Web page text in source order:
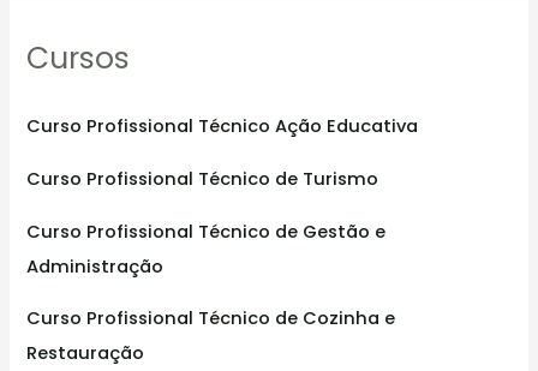
c
f
r
:
Cursos
Curso Profissional Técnico Ação Educativa
Curso Profissional Técnico de Turismo
Curso Profissional Técnico de Gestão e
Administração
Curso Profissional Técnico de Cozinha e
Restauração